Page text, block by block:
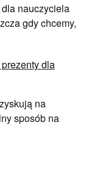
nauczyciela
gdy chcemy,
dla
na
sposób na